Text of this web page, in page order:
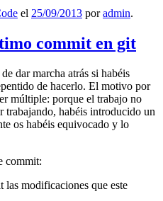
el 25/09/2013 poradmin.
commit en git
dar marcha atrás si habéis
de hacerlo. El motivo por
múltiple: porque el trabajo no
trabajando, habéis introducido un
os habéis equivocado y lo
commit:
modificaciones que este